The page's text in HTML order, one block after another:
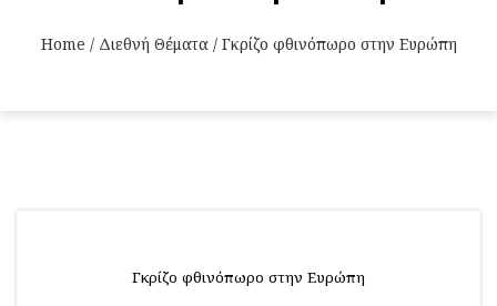
Home / Διεθνή Θέματα / Γκρίζο φθινόπωρο στην Ευρώπη
Γκρίζο φθινόπωρο στην Ευρώπη